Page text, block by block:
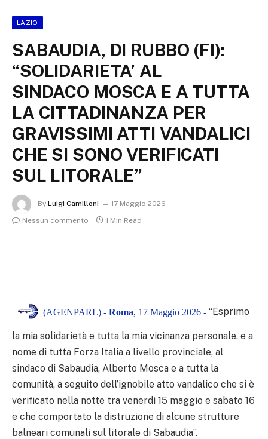
LAZIO
SABAUDIA, DI RUBBO (FI):
“SOLIDARIETA’ AL
SINDACO MOSCA E A TUTTA
LA CITTADINANZA PER
GRAVISSIMI ATTI VANDALICI
CHE SI SONO VERIFICATI
SUL LITORALE”
By Luigi Camilloni
17 Maggio 2026
Nessun commento
1 Min Read
(AGENPARL) - Roma, 17 Maggio 2026 - “Esprimo
la mia solidarietà e tutta la mia vicinanza personale, e a
nome di tutta Forza Italia a livello provinciale, al
sindaco di Sabaudia, Alberto Mosca e a tutta la
comunità, a seguito dell’ignobile atto vandalico che si è
verificato nella notte tra venerdì 15 maggio e sabato 16
e che comportato la distruzione di alcune strutture
balneari comunali sul litorale di Sabaudia”.